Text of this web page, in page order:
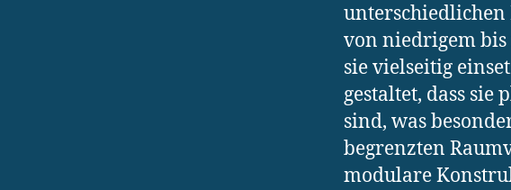
von niedrigem
sie vielseitig
gestaltet, dass
sind, was
begrenzten
modulare